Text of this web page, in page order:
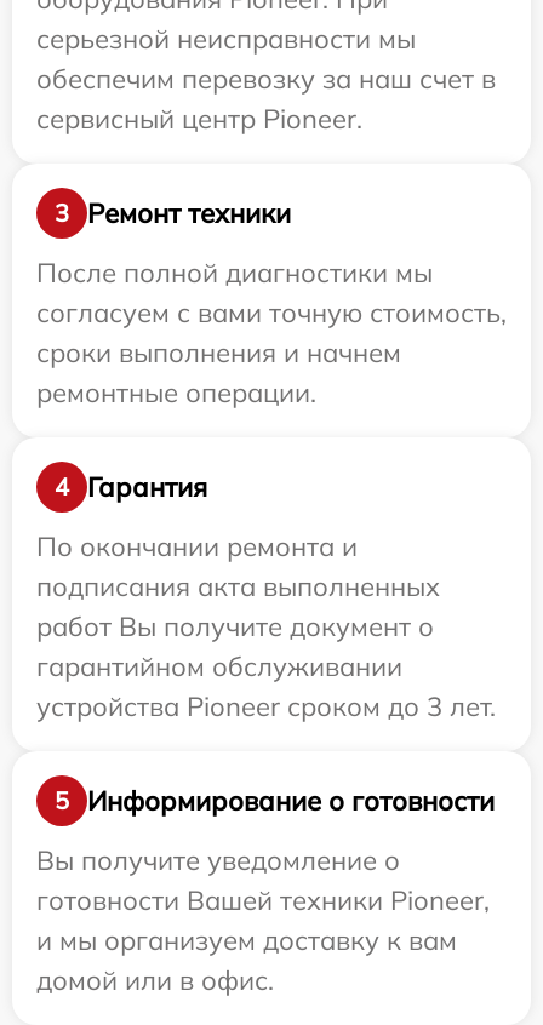
серьезной неисправности мы
обеспечим перевозку за наш счет в
сервисный центр Pioneer.
3
Ремонт техники
После полной диагностики мы
согласуем с вами точную стоимость,
сроки выполнения и начнем
ремонтные операции.
4
Гарантия
По окончании ремонта и
подписания акта выполненных
работ Вы получите документ о
гарантийном обслуживании
устройства Pioneer сроком до 3 лет.
5
Информирование о готовности
Вы получите уведомление о
готовности Вашей техники Pioneer,
и мы организуем доставку к вам
домой или в офис.